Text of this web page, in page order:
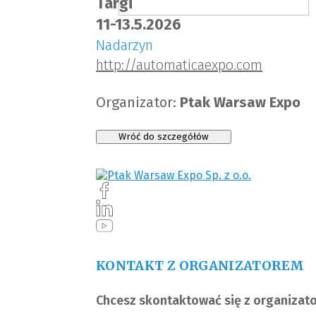
11-13.5.2026
Nadarzyn
http://automaticaexpo.com
Organizator: Ptak Warsaw Expo
Wróć do szczegółów
KONTAKT Z ORGANIZATOREM
Chcesz skontaktować się z